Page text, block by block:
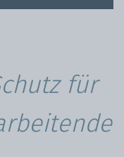
für